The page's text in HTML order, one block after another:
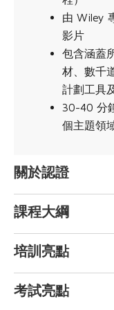
由 Wiley
影片
包含涵蓋
材、數千
計劃工具
30-40 分
個主題領
關於認證
課程大綱
培訓亮點
考試亮點